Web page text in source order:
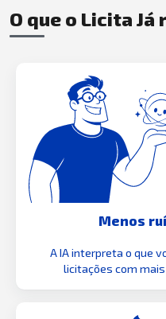
O que o Licita
Menos
A IA interpreta o que
licitações com